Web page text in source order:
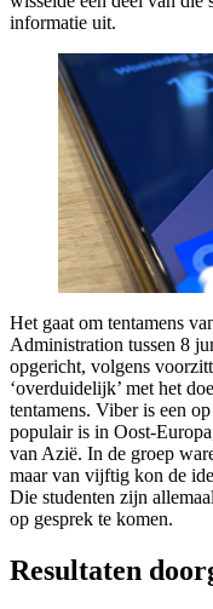
informatie uit.
Het gaat om tentamens
Administration tussen 8
opgericht, volgens
‘overduidelijk’ met het
tentamens. Viber is een
populair is in Oost-
van Azië. In de groep
maar van vijftig kon de
Die studenten zijn
op gesprek te komen.
Resultaten